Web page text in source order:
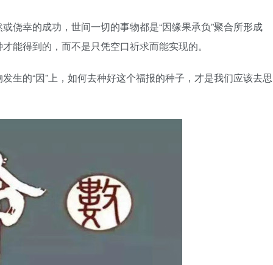
侥幸的成功，世间一切的事物都是“因缘果承负”聚合所形成
能得到的，而不是只凭空口祈求而能实现的。
生的“因”上，如何去种好这个福报的种子，才是我们应该去思